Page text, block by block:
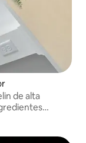
de alta